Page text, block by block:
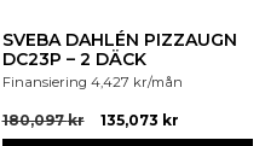
SVEBA DAHLÉN PIZZAUGN
DC23P – 2 DÄCK
Finansiering 4,427 kr/mån
180,097kr 135,073 kr